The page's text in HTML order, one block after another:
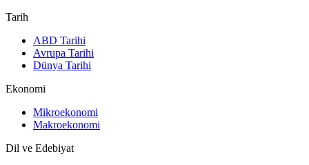
Tarih
ABD Tarihi
Avrupa Tarihi
Dünya Tarihi
Ekonomi
Mikroekonomi
Makroekonomi
Dil ve Edebiyat